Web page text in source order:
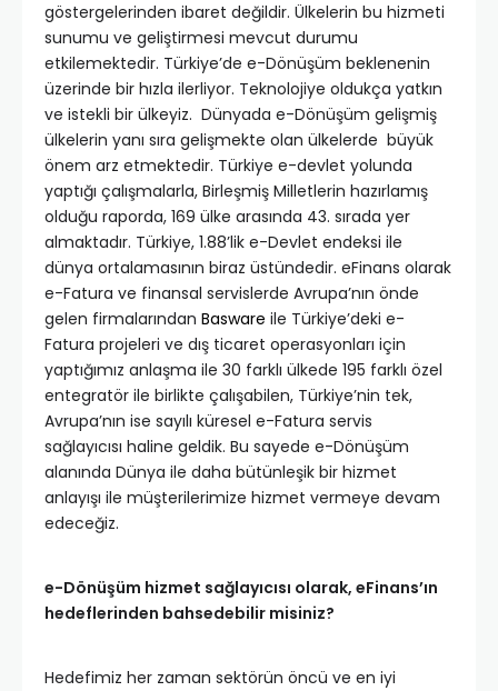
göstergelerinden ibaret değildir. Ülkelerin bu hizmeti
sunumu ve geliştirmesi mevcut durumu
etkilemektedir. Türkiye’de e-Dönüşüm beklenenin
üzerinde bir hızla ilerliyor. Teknolojiye oldukça yatkın
ve istekli bir ülkeyiz. Dünyada e-Dönüşüm gelişmiş
ülkelerin yanı sıra gelişmekte olan ülkelerde büyük
önem arz etmektedir. Türkiye e-devlet yolunda
yaptığı çalışmalarla, Birleşmiş Milletlerin hazırlamış
olduğu raporda, 169 ülke arasında 43. sırada yer
almaktadır. Türkiye, 1.88’lik e-Devlet endeksi ile
dünya ortalamasının biraz üstündedir. eFinans olarak
e-Fatura ve finansal servislerde Avrupa’nın önde
gelen firmalarından Basware ile Türkiye’deki e-
Fatura projeleri ve dış ticaret operasyonları için
yaptığımız anlaşma ile 30 farklı ülkede 195 farklı özel
entegratör ile birlikte çalışabilen, Türkiye’nin tek,
Avrupa’nın ise sayılı küresel e-Fatura servis
sağlayıcısı haline geldik. Bu sayede e-Dönüşüm
alanında Dünya ile daha bütünleşik bir hizmet
anlayışı ile müşterilerimize hizmet vermeye devam
edeceğiz.
e-Dönüşüm hizmet sağlayıcısı olarak, eFinans’ın
hedeflerinden bahsedebilir misiniz?
Hedefimiz her zaman sektörün öncü ve en iyi